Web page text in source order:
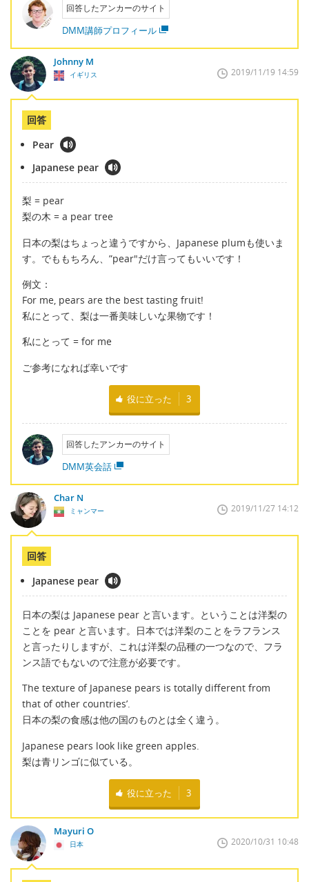
回答したアンカーのサイト
DMM講師プロフィール
Johnny M
イギリス 2019/11/19 14:59
回答
Pear
Japanese pear
梨 = pear
梨の木 = a pear tree
日本の梨はちょっと違うですから、Japanese plumも使いま
す。でももちろん、”pear"だけ言ってもいいです！
例文：
For me, pears are the best tasting fruit!
私にとって、梨は一番美味しいな果物です！
私にとって = for me
ご参考になれば幸いです
役に立った 3
回答したアンカーのサイト
DMM英会話
Char N
ミャンマー 2019/11/27 14:12
回答
Japanese pear
日本の梨は Japanese pear と言います。ということは洋梨の
ことを pear と言います。日本では洋梨のことをラフランス
と言ったりしますが、これは洋梨の品種の一つなので、フラ
ンス語でもないので注意が必要です。
The texture of Japanese pears is totally different from
that of other countries’.
日本の梨の食感は他の国のものとは全く違う。
Japanese pears look like green apples.
梨は青リンゴに似ている。
役に立った 3
Mayuri O
日本 2020/10/31 10:48